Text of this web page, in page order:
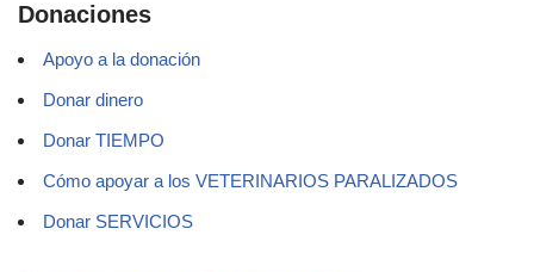
Donaciones
Apoyo a la donación
Donar dinero
Donar TIEMPO
Cómo apoyar a los VETERINARIOS PARALIZADOS
Donar SERVICIOS